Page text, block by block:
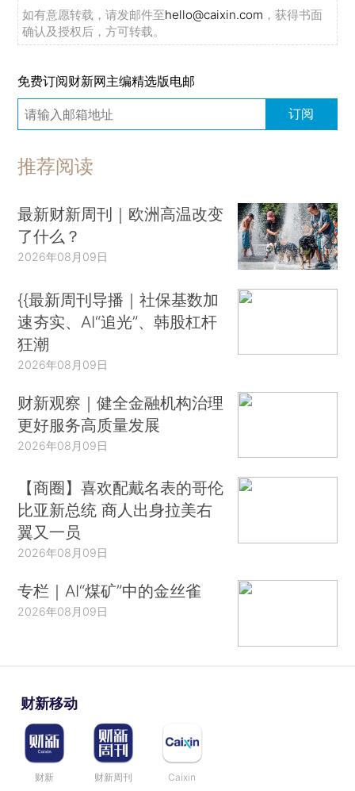
如有意愿转载，请发邮件至hello@caixin.com ，获得书面
确认及授权后，方可转载。
免费订阅财新网主编精选版电邮
订阅
推荐阅读
最新财新周刊｜欧洲高温改变
了什么？
2026年08月09日
{{最新周刊导播｜社保基数加
速夯实、AI“追光”、韩股杠杆
狂潮
2026年08月09日
财新观察｜健全金融机构治理
更好服务高质量发展
2026年08月09日
【商圈】喜欢配戴名表的哥伦
比亚新总统 商人出身拉美右
翼又一员
2026年08月09日
专栏｜AI“煤矿”中的金丝雀
2026年08月09日
财新移动
财新 财新周刊 Caixin